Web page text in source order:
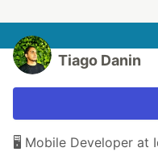
Tiago Danin
🖥 Mobile Developer at